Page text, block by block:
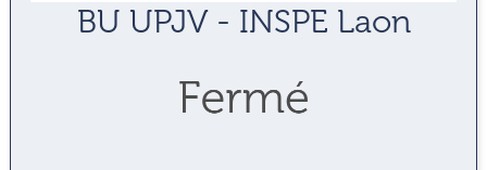
BU UPJV - INSPE Laon